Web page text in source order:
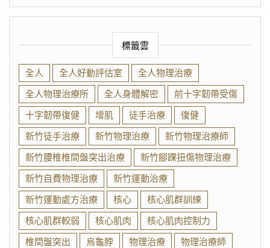
標籤雲
全人 全人好動評估室
全人物理治療
全人物理治療所
全人身體解密
前十字韌帶受傷
十字韌帶復健
增肌 徒手治療
復健
新竹徒手治療
新竹物理治療
新竹物理治療師
新竹腰椎椎間盤突出治療
新竹腳踝扭傷物理治療
新竹自費物理治療
新竹運動治療
新竹運動處方治療
核心
核心肌群訓練
核心肌群較弱
核心肌肉
核心肌肉控制力
椎間盤突出
烏龜脖 物理治療 物理治療師